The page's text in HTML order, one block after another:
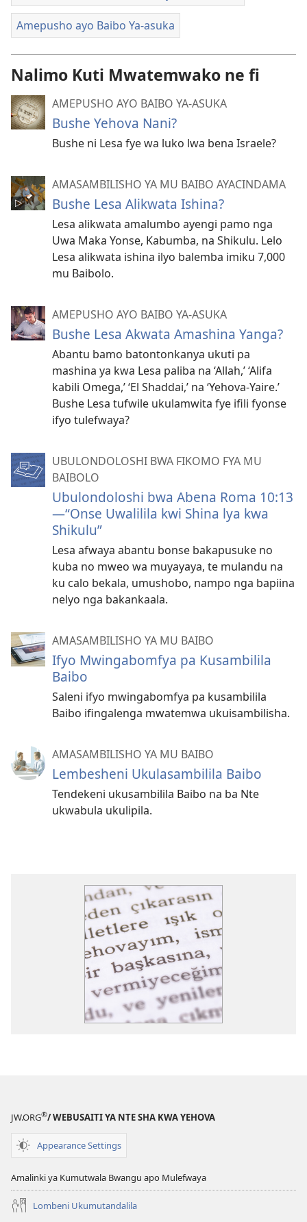
Amepusho ayo Baibo Ya-asuka
Nalimo Kuti Mwatemwako ne fi
AMEPUSHO AYO BAIBO YA-ASUKA
Bushe Yehova Nani?
Bushe ni Lesa fye wa luko lwa bena Israele?
AMASAMBILISHO YA MU BAIBO AYACINDAMA
Bushe Lesa Alikwata Ishina?
Lesa alikwata amalumbo ayengi pamo nga
Uwa Maka Yonse, Kabumba, na Shikulu. Lelo
Lesa alikwata ishina ilyo balemba imiku 7,000
mu Baibolo.
AMEPUSHO AYO BAIBO YA-ASUKA
Bushe Lesa Akwata Amashina Yanga?
Abantu bamo batontonkanya ukuti pa
mashina ya kwa Lesa paliba na ‘Allah,’ ‘Alifa
kabili Omega,’ ‘El Shaddai,’ na ‘Yehova-Yaire.’
Bushe Lesa tufwile ukulamwita fye ifili fyonse
ifyo tulefwaya?
UBULONDOLOSHI BWA FIKOMO FYA MU
BAIBOLO
Ubulondoloshi bwa Abena Roma 10:13​
—“Onse Uwalilila kwi Shina lya kwa
Shikulu”
Lesa afwaya abantu bonse bakapusuke no
kuba no mweo wa muyayaya, te mulandu na
ku calo bekala, umushobo, nampo nga bapiina
nelyo nga bakankaala.
AMASAMBILISHO YA MU BAIBO
Ifyo Mwingabomfya pa Kusambilila
Baibo
Saleni ifyo mwingabomfya pa kusambilila
Baibo ifingalenga mwatemwa ukuisambilisha.
AMASAMBILISHO YA MU BAIBO
Lembesheni Ukulasambilila Baibo
Tendekeni ukusambilila Baibo na ba Nte
ukwabula ukulipila.
JW.ORG®/ WEBUSAITI YA NTE SHA KWA YEHOVA
Appearance Settings
Amalinki ya Kumutwala Bwangu apo Mulefwaya
Lombeni Ukumutandalila